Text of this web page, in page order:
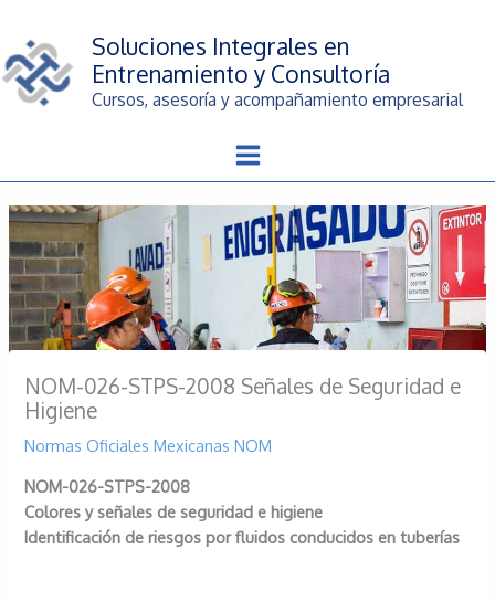
contenido
Soluciones Integrales en
Entrenamiento y Consultoría
Cursos, asesoría y acompañamiento empresarial
NOM-026-STPS-2008 Señales de Seguridad e
Higiene
Normas Oficiales Mexicanas NOM
NOM-026-STPS-2008
Colores y señales de seguridad e higiene
Identificación de riesgos por fluidos conducidos en tuberías